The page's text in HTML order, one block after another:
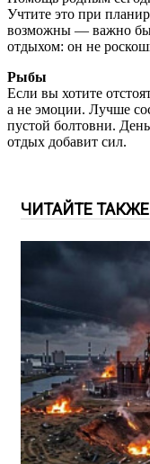
Учтите это при
возможны — важно
отдыхом: он не
Рыбы
Если вы хотите
а не эмоции. Лучше
пустой болтовни.
отдых добавит сил.
ЧИТАЙТЕ ТАКЖЕ